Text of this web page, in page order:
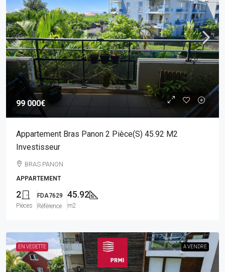
99 000€
Appartement Bras Panon 2 Pièce(s) 45.92 M2
Investisseur
BRAS PANON
APPARTEMENT
2
Pièces
FDA7629
Référence
45.92
m2
EN VEDETTE A VENDRE